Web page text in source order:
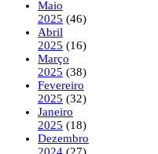
Maio
2025 (46)
Abril
2025 (16)
Março
2025 (38)
Fevereiro
2025 (32)
Janeiro
2025 (18)
Dezembro